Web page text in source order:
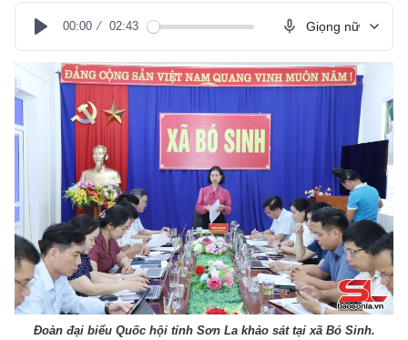
Play
00:00 02:43 Giọng nữ
Đoàn đại biểu Quốc hội tỉnh Sơn La khảo sát tại xã Bó Sinh.